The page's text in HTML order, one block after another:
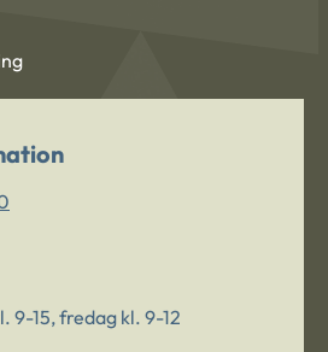
9-15, fredag kl. 9-12